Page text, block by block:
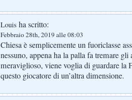
Louis ha scritto:
Febbraio 28th, 2019 alle 08:03
Chiesa è semplicemente un fuoriclasse
nessuno, appena ha la palla fa tremare
meraviglioso, viene voglia di guardare la
questo giocatore di un’altra dimensione.